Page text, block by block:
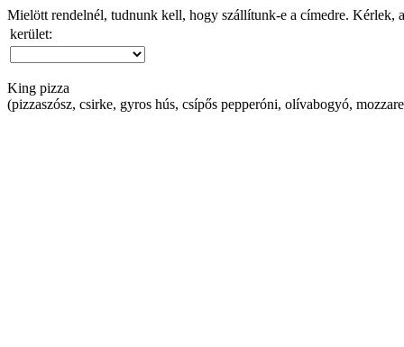
Mielött rendelnél, tudnunk kell, hogy szállítunk-e a címedre. Kérlek,
kerület:
King pizza
(pizzaszósz, csirke, gyros hús, csípős pepperóni, olívabogyó,